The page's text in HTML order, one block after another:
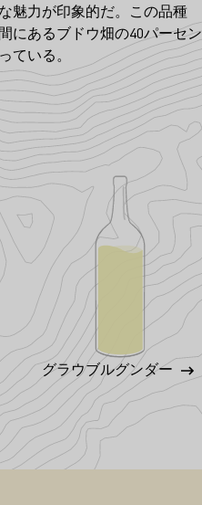
魅力が印象的だ。この品種
にあるブドウ畑の40パーセン
ている。
グラウブルグンダー